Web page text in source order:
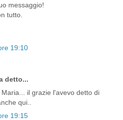
messaggio!
tutto.
19:10
detto...
il grazie l'avevo detto di
qui..
19:15